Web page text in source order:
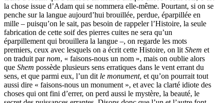
la chose issue d’Adam qui se nommera elle-même. Pourtant, si on se
penche sur la langue aujourd’hui brouillée, perdue, éparpillée en
mille – puisqu’on le sait, pas besoin de rappeler l’Histoire, la seule
fabrication de cette soif des pierres cuites ne sera qu’un
éparpillement qui brouillera la langue –, on regarde les mots
premiers, ceux avec lesquels on a écrit cette Histoire, on lit Shem et
on traduit parnom, « faisons-nous un nom », mais on oublie alors
que Shem possède plusieurs sens erratiques dans le vent errant du
sens, et que parmi eux, l’un dit le monument, et qu’on pourrait tout
aussi dire « faisons-nous un monument », et avec la clarté idiote des
choses qui ont fini d’errer, on perd aussi le mystère, la beauté, le